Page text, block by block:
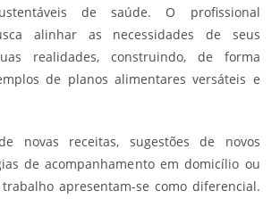
de saúde. O profissional
alinhar as necessidades de seus
realidades, construindo, de forma
de planos alimentares versáteis e
novas receitas, sugestões de novos
de acompanhamento em domicílio ou
apresentam-se como diferencial.